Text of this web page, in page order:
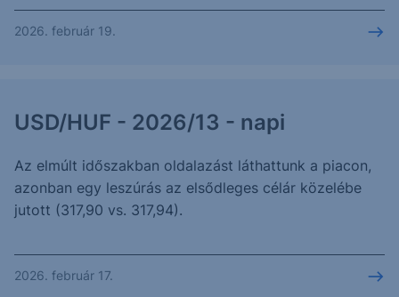
2026. február 19.
USD/HUF - 2026/13 - napi
Az elmúlt időszakban oldalazást láthattunk a piacon,
azonban egy leszúrás az elsődleges célár közelébe
jutott (317,90 vs. 317,94).
2026. február 17.